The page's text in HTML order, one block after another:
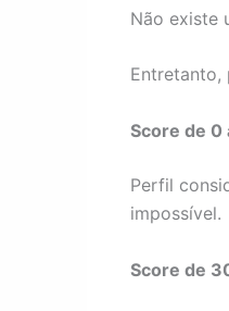
Não existe
Entretanto,
Score de 0
Perfil
impossível.
Score de